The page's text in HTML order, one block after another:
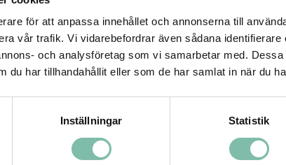
för att anpassa innehållet och annonserna till
vår trafik. Vi vidarebefordrar även sådana identifierare
och analysföretag som vi samarbetar med.
du har tillhandahållit eller som de har samlat in när du
Inställningar Statistik